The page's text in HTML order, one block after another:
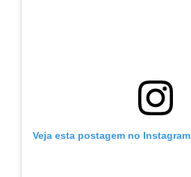
Veja esta postagem no Instagram